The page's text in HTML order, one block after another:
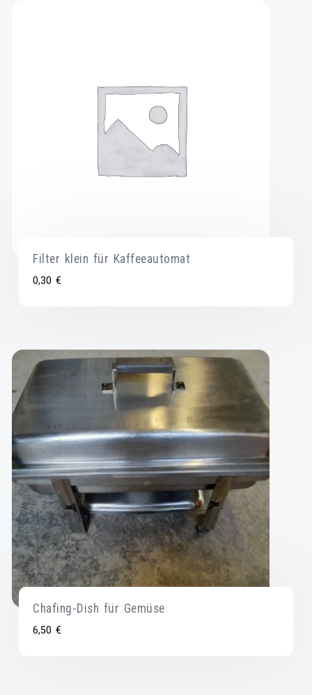
Filter klein für Kaffeeautomat
0,30€
Chafing-Dish für Gemüse
6,50€